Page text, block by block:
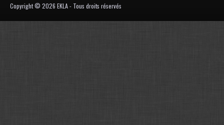
Copyright © 2026 EKLA - Tous droits réservés